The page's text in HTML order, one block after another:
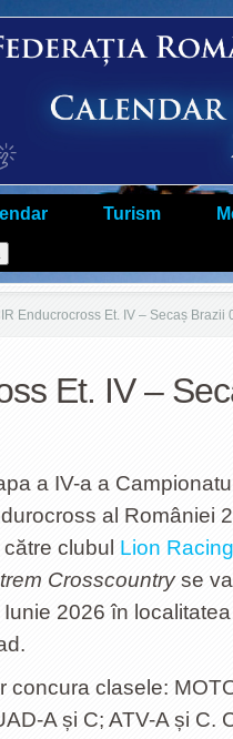
Turism
Enducrocross Et. IV – Secaș Brazii
Et. IV –
a IV-a a
al României
clubul Lion
Crosscountryse va
Iunie 2026 în
concura clasele:
A și C; ATV-A și C.